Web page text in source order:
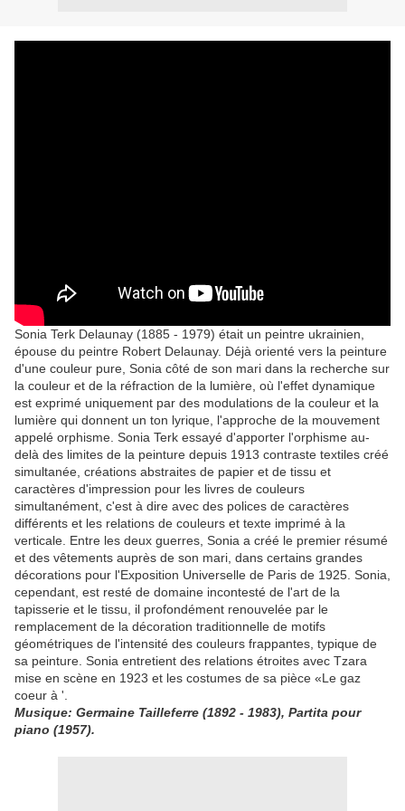
Sonia Terk Delaunay (1885 - 1979) était un peintre ukrainien,
épouse du peintre Robert Delaunay. Déjà orienté vers la peinture
d'une couleur pure, Sonia côté de son mari dans la recherche sur
la couleur et de la réfraction de la lumière , où l'effet dynamique
est exprimé uniquement par des modulations de la couleur et la
lumière qui donnent un ton lyrique l'approche de la mouvement
appelé orphisme Sonia Terk essayé d'apporter l'orphisme au-
delà des limites de la peinture depuis 1913 contraste textiles créé
simultanée créations abstraites de papier et de tissu et
caractères d'impression pour les livres de couleurs
simultanément c'est à dire avec des polices de caractères
différents et les relations de couleurs et texte imprimé à la
verticale Entre les deux guerres Sonia a créé le premier résumé
et des vêtements auprès de son mari , dans certains grandes
décorations pour l'Exposition Universelle de Paris de 1925 Sonia
cependant, est resté de domaine incontesté de l'art de la
tapisserie et le tissu , il profondément renouvelée par le
remplacement de la décoration traditionnelle de motifs
géométriques de l'intensité des couleurs frappantes typique de
sa peinture Sonia entretient des relations étroites avec Tzara
mise en scène en 1923 et les costumes de sa pièce «Le gaz
coeur à '
Musique: Germaine Tailleferre (1892 - 1983), Partita pour
piano (1957).